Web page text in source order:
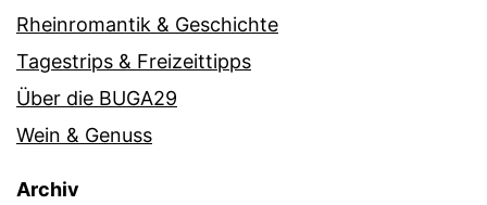
Rheinromantik & Geschichte
Tagestrips & Freizeittipps
Über die BUGA29
Wein & Genuss
Archiv